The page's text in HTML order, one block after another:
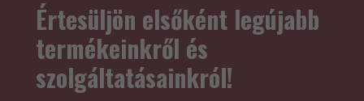
Értesüljön elsőként legújabb
termékeinkről és
szolgáltatásainkról!